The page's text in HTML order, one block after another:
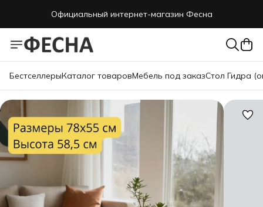
Официальный интернет-магазин Фесна
БестселлерыКаталог товаровМебель под заказСтол Гидра